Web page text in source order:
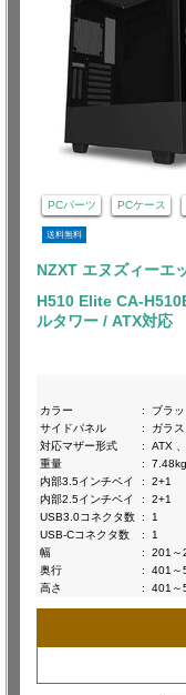
PCパーツ PCケース
送料無料
NZXT エヌズィーエ
H510 Elite CA-
ルタワー / ATX対応
カラー
:
ブラ
サイドパネル
:
ガラス
対応マザー形式
:
ATX
重量
:
7.48kg
内部3.5インチベイ
:
2+1
内部2.5インチベイ
:
2+1
USB3.0コネクタ数 :
1
USB-Cコネクタ数
:
1
幅
:
201～
奥行
:
401～
高さ
: 401～